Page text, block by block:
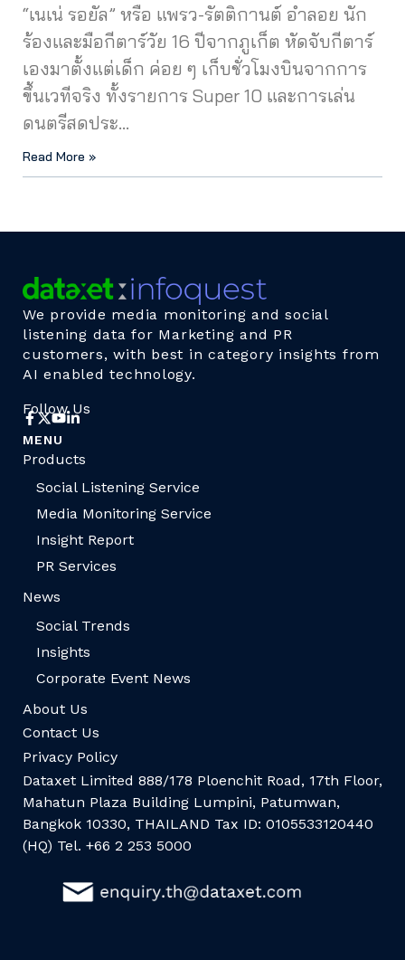
“เนเน่ รอยัล” หรือ แพรว-รัตติกานต์ อำลอย นัก
ร้องและมือกีตาร์วัย 16 ปีจากภูเก็ต หัดจับกีตาร์
เองมาตั้งแต่เด็ก ค่อย ๆ เก็บชั่วโมงบินจากการ
ขึ้นเวทีจริง ทั้งรายการ Super 10 และการเล่น
ดนตรีสดประ…
Read More »
We provide media monitoring and social
listening data for Marketing and PR
customers, with best in category insights from
AI enabled technology.
Follow Us
MENU
Products
Social Listening Service
Media Monitoring Service
Insight Report
PR Services
News
Social Trends
Insights
Corporate Event News
About Us
Contact Us
Privacy Policy
Dataxet Limited 888/178 Ploenchit Road, 17th Floor,
Mahatun Plaza Building Lumpini, Patumwan,
Bangkok 10330, THAILAND Tax ID: 0105533120440
(HQ) Tel. +66 2 253 5000